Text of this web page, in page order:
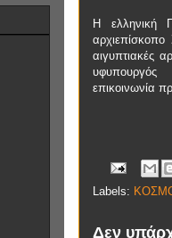
Η ελληνική
αιγυπτιακές
υφυπουργός
επικοινωνία
Labels:
Δεν